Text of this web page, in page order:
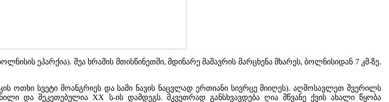
ეპარქია). შუა ხრამის მთისწინეთში, მდინარე მაშავრის მარცხენა მხარეს, ბოლნისიდან 7 კმ-ზე.
ოთხი სვეტი მოანგრიეს და სამი ნავის ნაცვლად ერთიანი სივრცე მიიღეს). აღმოსავლეთ შვერილს
და შეკეთებულია XX ს-ის დამდეგს. მკვეთრად განსხვავდება ღია მწვანე ქვის ახალი წყობა